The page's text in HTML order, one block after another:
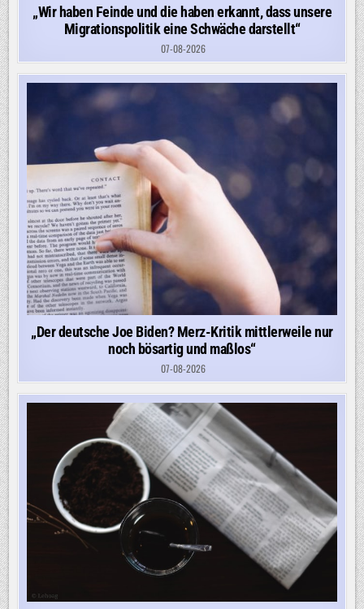
„Wir haben Feinde und die haben erkannt, dass unsere
Migrationspolitik eine Schwäche darstellt“
07-08-2026
„Der deutsche Joe Biden? Merz-Kritik mittlerweile nur
noch bösartig und maßlos“
07-08-2026